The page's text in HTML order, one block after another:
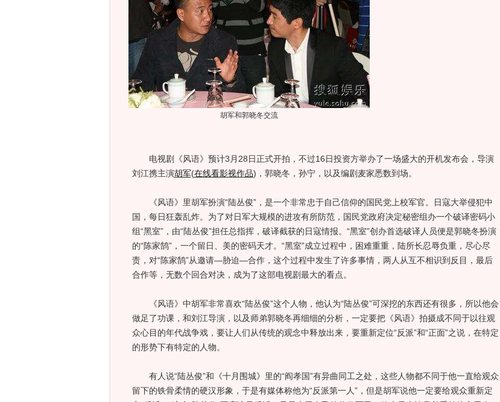
胡军和郭晓冬交流
电视剧《风语》预计3月28日正式开拍，不过16日投资方举办了一场盛大的开机发布会，导演
刘江携主演胡军(在线看影视作品) ，郭晓冬，孙宁，以及编剧麦家悉数到场。
《风语》里胡军扮演“陆丛俊”，是一个非常忠于自己信仰的国民党上校军官。日寇大举侵犯中
国，每日狂轰乱炸。为了对日军大规模的进攻有所防范，国民党政府决定秘密组办一个破译密码小
组“黑室”，由“陆丛俊”担任总指挥，破译截获的日寇情报。“黑室”创办首选破译人员便是郭晓冬扮演
的“陈家鹄”，一个留日、美的密码天才。“黑室”成立过程中，困难重重，陆所长忍辱负重，尽心尽
责，对“陈家鹄”从邀请—胁迫—合作，这个过程中发生了许多事情，两人从互不相识到反目，最后
合作等，无数个回合对决，成为了这部电视剧最大的看点。
《风语》中胡军非常喜欢“陆丛俊”这个人物，他认为“陆丛俊”可深挖的东西还有很多，所以他会
做足了功课，和刘江导演，以及师弟郭晓冬再细细的分析，一定要把《风语》拍摄成不同于以往观
众心目的年代战争戏，要让人们从传统的观念中释放出来，要重新定位“反派”和“正面”之说，在特定
的形势下有特定的人物。
有人说“陆丛俊”和《十月围城》里的“阎孝国”有异曲同工之处，这些人物都不同于他一直给观众
留下的铁骨柔情的硬汉形象，于是有媒体称他为“反派第一人”，但是胡军说他一定要给观众重新定